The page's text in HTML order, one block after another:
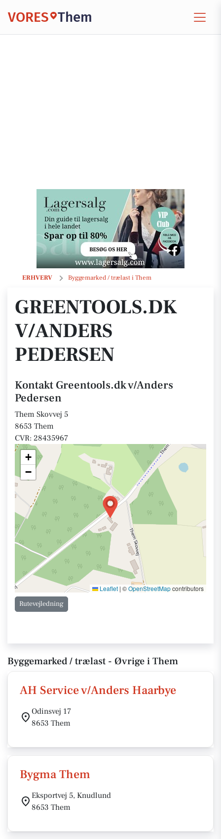
VORES Them
ERHVERV Byggemarked / trælast i Them
Greentools.dk v/Anders Pedersen
GREENTOOLS.DK
V/ANDERS
PEDERSEN
Kontakt Greentools.dk v/Anders
Pedersen
Them Skovvej 5
8653 Them
CVR: 28435967
+
−
Leaflet | ©OpenStreetMapcontributors
Rutevejledning
Byggemarked / trælast - Øvrige i Them
AH Service v/Anders Haarbye
Odinsvej 17
8653 Them
Bygma Them
Eksportvej 5, Knudlund
8653 Them